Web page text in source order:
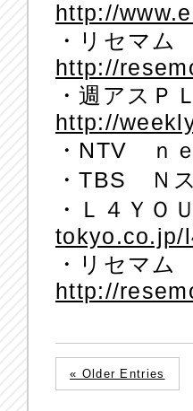
http://
・リセマム
http://
・週アスＰ
http://
・NTV ｎ
・TBS Ｎ
・Ｌ４Ｙ
tokyo.co.jp/
・リセマム
http://
« Older Entries